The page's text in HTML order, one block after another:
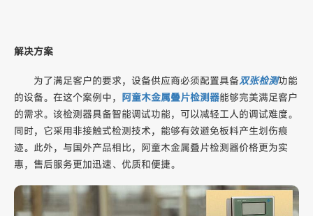
解决方案
为了满足客户的要求，设备供应商必须配置具备双张检测功能
的设备。在这个案例中， 阿童木金属叠片检测器能够完美满足客户
的需求。该检测器具备智能调试功能，可以减轻工人的调试难度。
同时，它采用非接触式检测技术，能够有效避免板料产生划伤痕
迹。此外，与国外产品相比，阿童木金属叠片检测器价格更为实
惠，售后服务更加迅速、优质和便捷。